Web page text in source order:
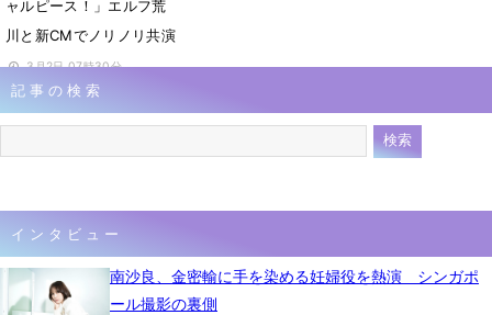
ャルピース！」エルフ荒
川と新CMでノリノリ共演
3月2日 07時30分
記事の検索
インタビュー
南沙良、金密輸に手を染める妊婦役を熱演 シンガポ
ール撮影の裏側